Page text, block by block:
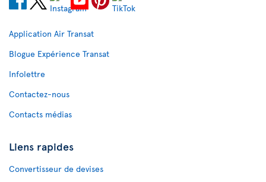
Application Air Transat
Blogue Expérience Transat
Infolettre
Contactez-nous
Contacts médias
Liens rapides
Convertisseur de devises